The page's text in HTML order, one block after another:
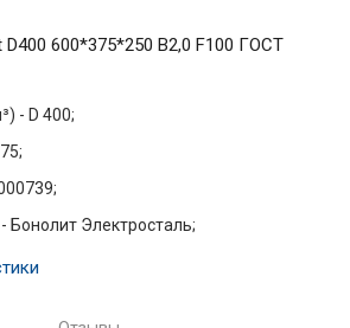
600*375*250 В2,0 F100 ГОСТ
- D 400;
Бонолит Электросталь;